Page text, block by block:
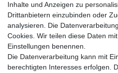
Zahlung und Versand
Zahlung
Versand
Batterieverordnung
Inhalte und Anzeigen zu
Drittanbietern einzubinden oder
analysieren. Die
Cookies. Wir teilen diese Daten
Einstellungen benennen.
Die Datenverarbeitung kann mit
berechtigten Interesses erfolgen.